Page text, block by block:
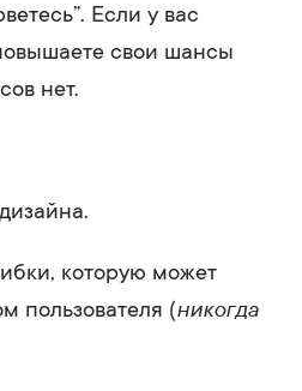
Если у вас
свои шансы
нет.
которую может
пользователя (никогда